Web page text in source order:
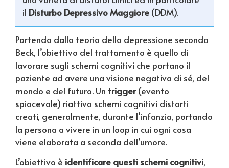
il Disturbo Depressivo Maggiore (DDM).
Partendo dalla teoria della depressione secondo
Beck, l’obiettivo del trattamento è quello di
lavorare sugli schemi cognitivi che portano il
paziente ad avere una visione negativa di sé, del
mondo e del futuro. Un trigger(evento
spiacevole) riattiva schemi cognitivi distorti
creati, generalmente, durante l’infanzia, portando
la persona a vivere in un loop in cui ogni cosa
viene elaborata a seconda dell’umore.
L’obiettivo è identificare questi schemi cognitivi,